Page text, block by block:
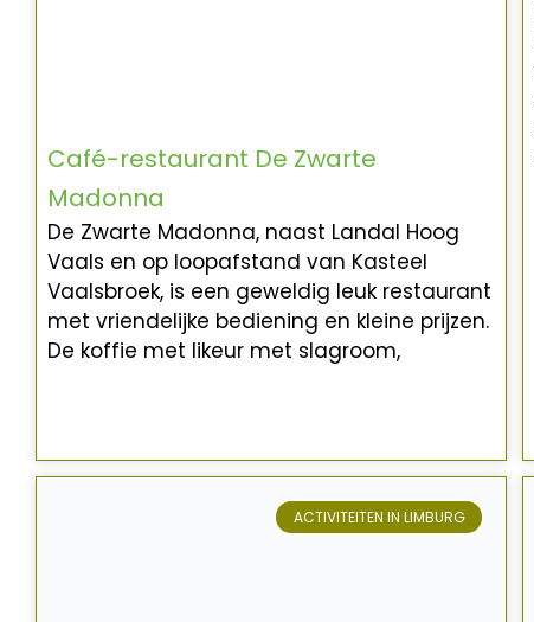
Café-restaurant De Zwarte
Madonna
De Zwarte Madonna, naast Landal Hoog
Vaals en op loopafstand van Kasteel
Vaalsbroek, is een geweldig leuk restaurant
met vriendelijke bediening en kleine prijzen.
De koffie met likeur met slagroom,
ACTIVITEITEN IN LIMBURG